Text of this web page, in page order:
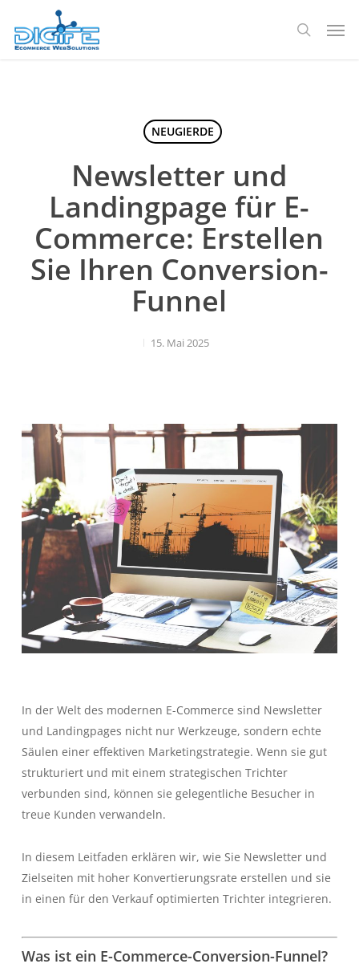
Hauptinhalt
springen
Suche
NEUGIERDE
Newsletter und
Landingpage für E-
Commerce: Erstellen
Sie Ihren Conversion-
Funnel
15. Mai 2025
In der Welt des modernen E-Commerce sind Newsletter
und Landingpages nicht nur Werkzeuge, sondern echte
Säulen einer effektiven Marketingstrategie. Wenn sie gut
strukturiert und mit einem strategischen Trichter
verbunden sind, können sie gelegentliche Besucher in
treue Kunden verwandeln.
In diesem Leitfaden erklären wir, wie Sie Newsletter und
Zielseiten mit hoher Konvertierungsrate erstellen und sie
in einen für den Verkauf optimierten Trichter integrieren.
Was ist ein E-Commerce-Conversion-Funnel?